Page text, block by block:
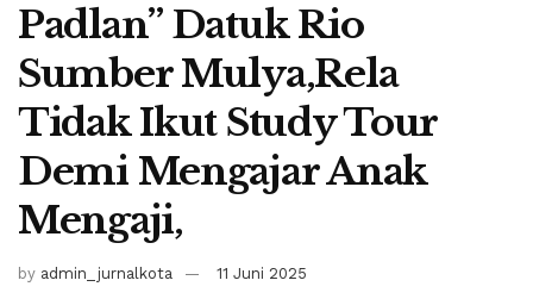
Padlan” Datuk Rio
Sumber Mulya,Rela
Tidak Ikut Study Tour
Demi Mengajar Anak
Mengaji,
by admin_jurnalkota 11 Juni 2025